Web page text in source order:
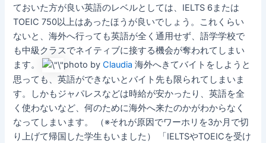
ておいた方が良い英語のレベルとしては、IELTS 6または
TOEIC 750以上はあったほうが良いでしょう。これくらい
ないと、海外へ行っても英語が全く通用せず、語学学校で
も中級クラスでネイティブに接する機会が奪われてしまい
ます。
photo byClaudia 海外へきてバイトをしようと
思っても、英語ができないとバイト先も限られてしまいま
す。しかもジャパレスなどは時給が安かったり、英語を全
く使わないなど、何のために海外へ来たのかがわからなく
なってしまいます。 （※それが原因でワーホリを3か月で切
り上げて帰国した学生もいました） 「IELTSやTOEICを受け